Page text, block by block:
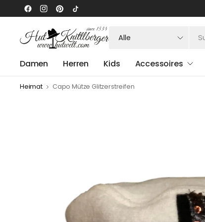
Sie
irgendetwas
Damen Herren Kids Accessoires
Heimat
Capo Mütze Glitzerstreifen